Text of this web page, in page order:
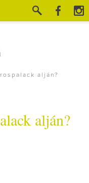
alján?
alján?